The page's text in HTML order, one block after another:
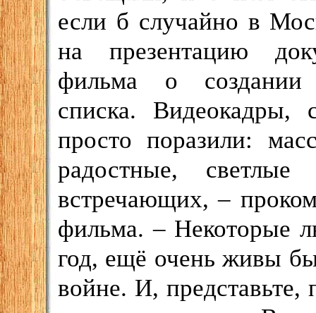
если б случайно в
на презентацию
фильма о создании
списка. Видеокадры,
просто поразили:
радостные,
встречающих, –
фильма. – Некоторые
год, ещё очень живы
войне. И, представьте,